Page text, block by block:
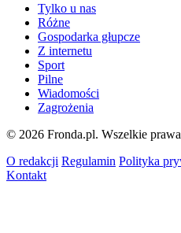
Tylko u nas
Różne
Gospodarka głupcze
Z internetu
Sport
Pilne
Wiadomości
Zagrożenia
© 2026 Fronda.pl. Wszelkie prawa
O redakcji Regulamin Polityka
Kontakt